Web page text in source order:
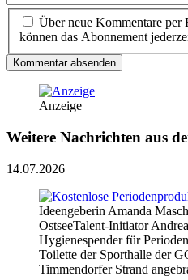
Über neue Kommentare
können das Abonnement
Kommentar absenden
Anzeige
Weitere Nachrichten aus
14.07.2026
Ideengeberin Amanda
OstseeTalent-Initiator
Hygienespender für
Toilette der Sporthalle der
Timmendorfer Strand